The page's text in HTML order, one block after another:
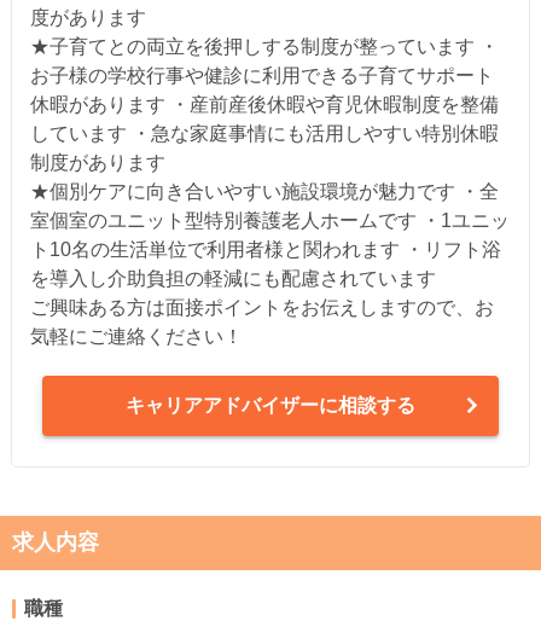
度があります
★子育てとの両立を後押しする制度が整っています ・
お子様の学校行事や健診に利用できる子育てサポート
休暇があります ・産前産後休暇や育児休暇制度を整備
しています ・急な家庭事情にも活用しやすい特別休暇
制度があります
★個別ケアに向き合いやすい施設環境が魅力です ・全
室個室のユニット型特別養護老人ホームです ・1ユニッ
ト10名の生活単位で利用者様と関われます ・リフト浴
を導入し介助負担の軽減にも配慮されています
ご興味ある方は面接ポイントをお伝えしますので、お
気軽にご連絡ください！
キャリアアドバイザーに相談する
求人内容
職種